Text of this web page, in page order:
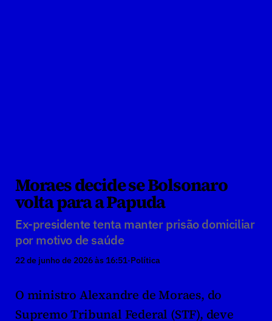
Moraes decide se Bolsonaro
volta para a Papuda
Ex-presidente tenta manter prisão domiciliar
por motivo de saúde
22 de junho de 2026 às 16:51·Política
O ministro Alexandre de Moraes, do
Supremo Tribunal Federal (STF), deve